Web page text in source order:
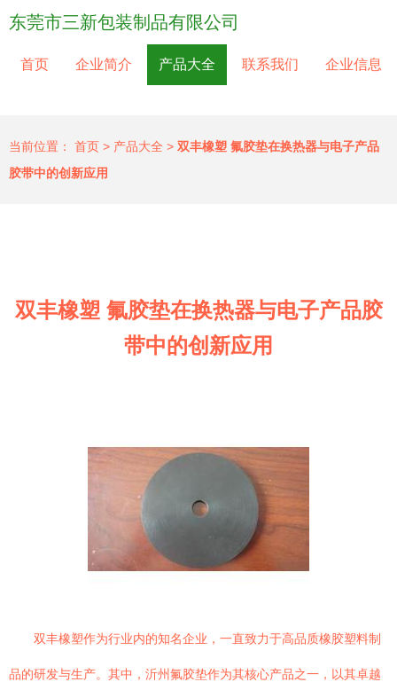
东莞市三新包装制品有限公司
首页 企业简介 产品大全 联系我们 企业信息
当前位置： 首页 > 产品大全 > 双丰橡塑 氟胶垫在换热器与电子产品
胶带中的创新应用
双丰橡塑 氟胶垫在换热器与电子产品胶
带中的创新应用
双丰橡塑作为行业内的知名企业，一直致力于高品质橡胶塑料制
品的研发与生产。其中，沂州氟胶垫作为其核心产品之一，以其卓越